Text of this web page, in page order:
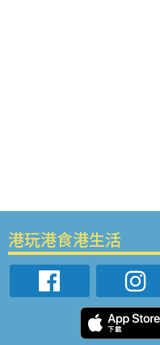
港玩港食港生活